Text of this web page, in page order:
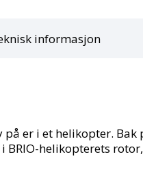
informasjon
på er i et helikopter.
BRIO-helikopterets